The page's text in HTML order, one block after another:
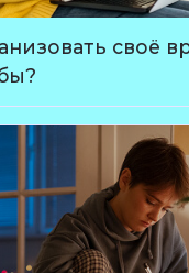
своё